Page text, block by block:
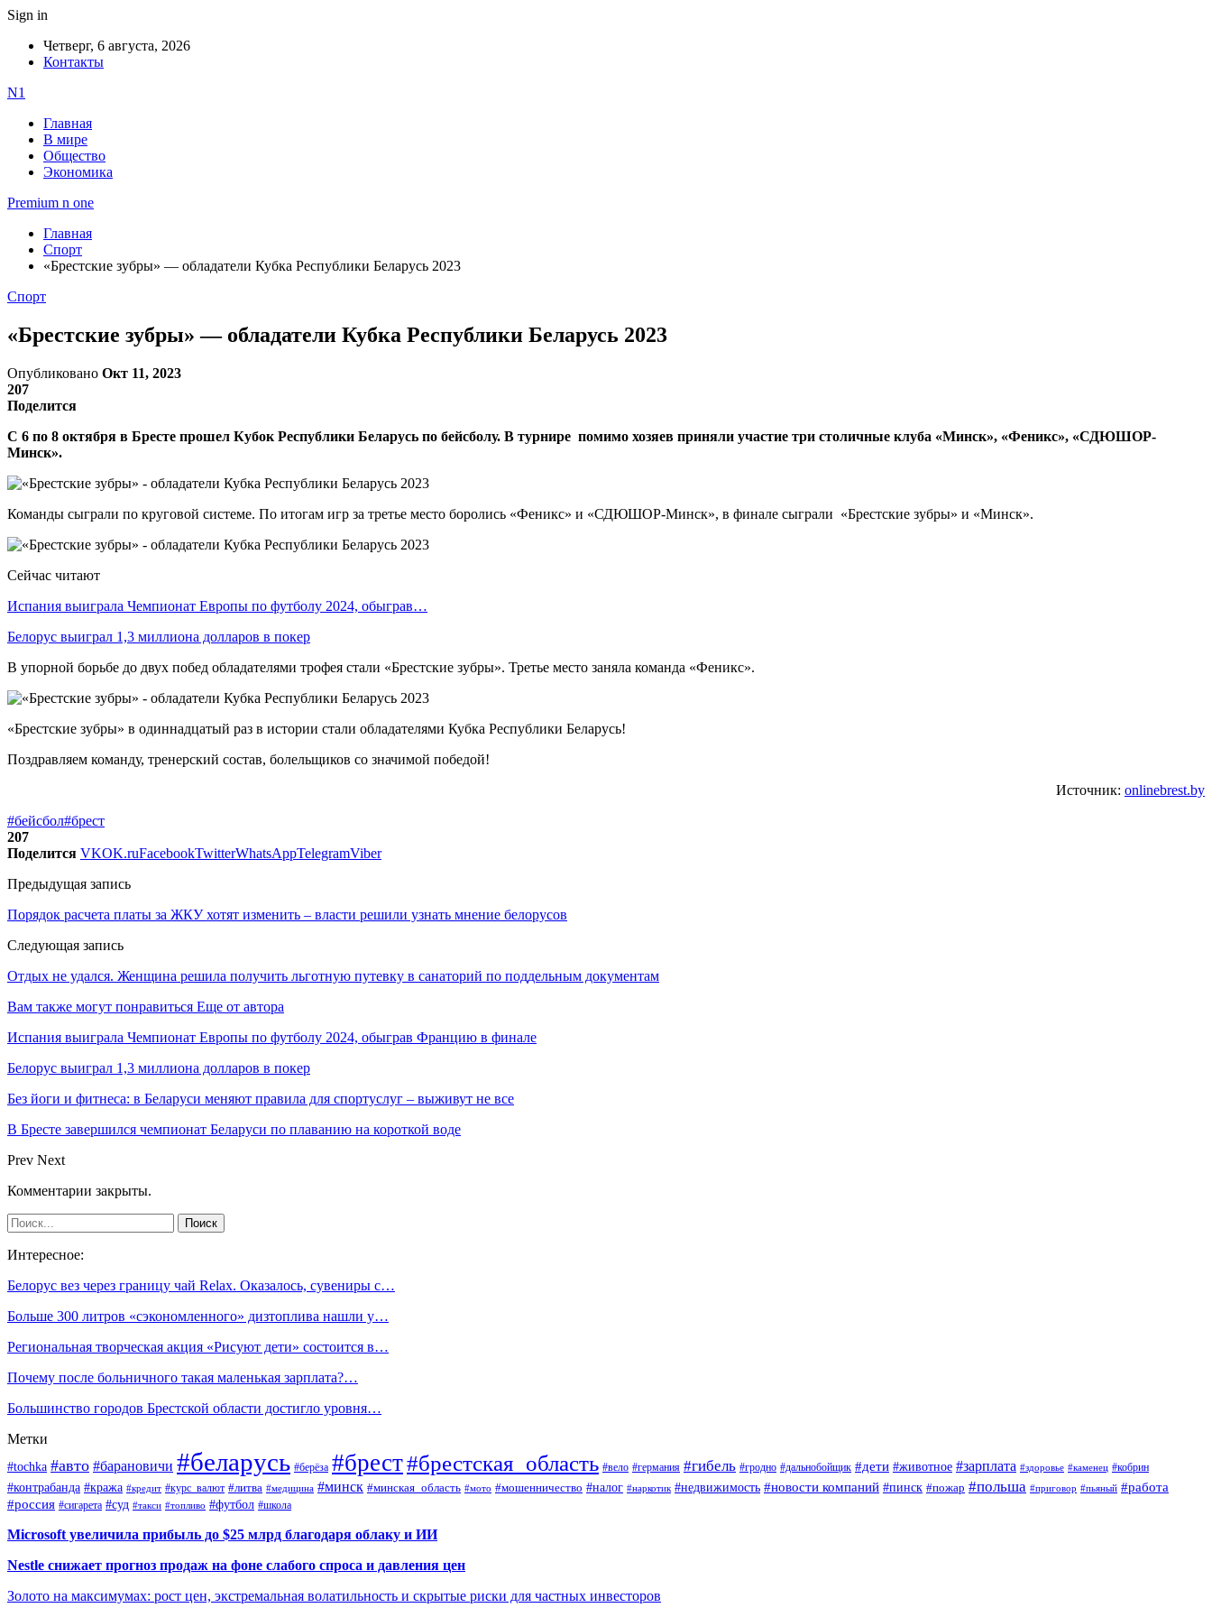
Sign in
Четверг, 6 августа, 2026
Контакты
N1
Главная
В мире
Общество
Экономика
Premium n one
Главная
Спорт
«Брестские зубры» — обладатели Кубка Республики Беларусь 2023
Спорт
«Брестские зубры» — обладатели Кубка Республики Беларусь 2023
Опубликовано Окт 11, 2023
207
Поделится
С 6 по 8 октября в Бресте прошел Кубок Республики Беларусь по бейсболу. В турнире помимо хозяев приняли участие три столичные клуба «Минск», «Феникс», «СДЮШОР-
Минск».
Команды сыграли по круговой системе. По итогам игр за третье место боролись «Феникс» и «СДЮШОР-Минск», в финале сыграли «Брестские зубры» и «Минск».
Сейчас читают
Испания выиграла Чемпионат Европы по футболу 2024, обыграв…
Белорус выиграл 1,3 миллиона долларов в покер
В упорной борьбе до двух побед обладателями трофея стали «Брестские зубры». Третье место заняла команда «Феникс».
«Брестские зубры» в одиннадцатый раз в истории стали обладателями Кубка Республики Беларусь!
Поздравляем команду, тренерский состав, болельщиков со значимой победой!
Источник: onlinebrest.by
#бейсбол#брест
207
Поделится VKOK.ruFacebookTwitterWhatsAppTelegramViber
Предыдущая запись
Порядок расчета платы за ЖКУ хотят изменить – власти решили узнать мнение белорусов
Следующая запись
Отдых не удался. Женщина решила получить льготную путевку в санаторий по поддельным документам
Вам также могут понравиться Еще от автора
Испания выиграла Чемпионат Европы по футболу 2024, обыграв Францию в финале
Белорус выиграл 1,3 миллиона долларов в покер
Без йоги и фитнеса: в Беларуси меняют правила для спортуслуг – выживут не все
В Бресте завершился чемпионат Беларуси по плаванию на короткой воде
Prev Next
Комментарии закрыты.
Интересное:
Белорус вез через границу чай Relax. Оказалось, сувениры с…
Больше 300 литров «сэкономленного» дизтоплива нашли у…
Региональная творческая акция «Рисуют дети» состоится в…
Почему после больничного такая маленькая зарплата?…
Большинство городов Брестской области достигло уровня…
Метки
#tochka #авто #барановичи #беларусь #берёза #брест#брестская_область #вело #германия #гибель #гродно #дальнобойщик #дети #животное #зарплата #здоровье #каменец #кобрин
#контрабанда #кража #кредит #курс_валют #литва #медицина #минск #минская_область #мото #мошенничество #налог #наркотик #недвижимость #новости компаний #пинск #пожар #польша #приговор #пьяный #работа
#россия #сигарета #суд #такси #топливо #футбол #школа
Microsoft увеличила прибыль до $25 млрд благодаря облаку и ИИ
Nestle снижает прогноз продаж на фоне слабого спроса и давления цен
Золото на максимумах: рост цен, экстремальная волатильность и скрытые риски для частных инвесторов